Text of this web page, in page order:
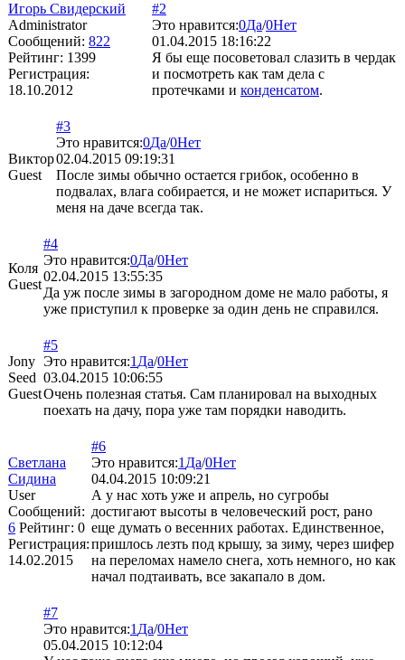
Игорь Свидерский
Administrator
Сообщений: 822
Рейтинг: 1399
Регистрация:
18.10.2012
#2
Это нравится:0Да/0Нет
01.04.2015 18:16:22
Я бы еще посоветовал слазить в чердак
и посмотреть как там дела с
протечками и конденсатом.
Виктор
Guest
#3
Это нравится:0Да/0Нет
02.04.2015 09:19:31
После зимы обычно остается грибок, особенно в
подвалах, влага собирается, и не может испариться. У
меня на даче всегда так.
Коля
Guest
#4
Это нравится:0Да/0Нет
02.04.2015 13:55:35
Да уж после зимы в загородном доме не мало работы, я
уже приступил к проверке за один день не справился.
Jony
Seed
Guest
#5
Это нравится:1 Да/0Нет
03.04.2015 10:06:55
Очень полезная статья. Сам планировал на выходных
поехать на дачу, пора уже там порядки наводить.
Светлана
Сидина
User
Сообщений:
6 Рейтинг: 0
Регистрация:
14.02.2015
#6
Это нравится:1 Да/0Нет
04.04.2015 10:09:21
А у нас хоть уже и апрель, но сугробы
достигают высоты в человеческий рост, рано
еще думать о весенних работах. Единственное,
пришлось лезть под крышу, за зиму, через шифер
на переломах намело снега, хоть немного, но как
начал подтаивать, все закапало в дом.
#7
Это нравится:1 Да/0Нет
05.04.2015 10:12:04